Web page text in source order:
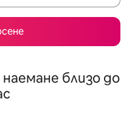
близо до